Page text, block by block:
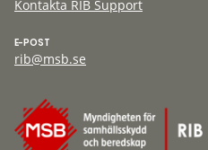
Kontakta RIB Support
E-POST
rib@msb.se